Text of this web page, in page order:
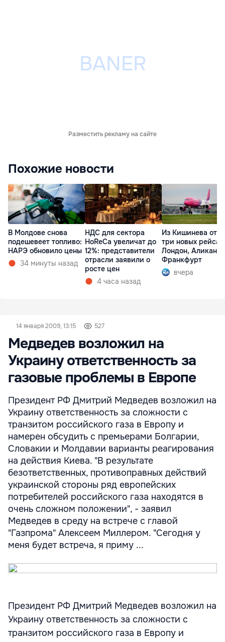
Разместить рекламу на сайте
Похожие новости
В Молдове снова
подешевеет топливо:
НАРЭ обновило цены
34 минуты назад
НДС для сектора
HoReCa увеличат до
12%: представители
отрасли заявили о
росте цен
4 часа назад
Из Кишинева
три новых рейса
Лондон,
Франкфурт
вчера
14 января 2009, 13:15 527
Медведев возложил на
Украину ответственность за
газовые проблемы в Европе
Президент РФ Дмитрий Медведев возложил на
Украину ответственность за сложности с
транзитом российского газа в Европу и
намерен обсудить с премьерами Болгарии,
Словакии и Молдавии варианты реагирования
на действия Киева. "В результате
безответственных, противоправных действий
украинской стороны ряд европейских
потребителей российского газа находятся в
очень сложном положении", - заявил
Медведев в среду на встрече с главой
"Газпрома" Алексеем Миллером. "Сегодня у
меня будет встреча, я приму ...
Президент РФ Дмитрий Медведев возложил на
Украину ответственность за сложности с
транзитом российского газа в Европу и